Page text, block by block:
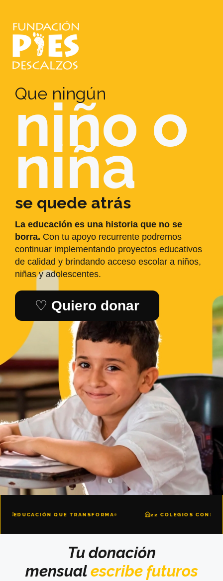
Que ningún
niño o
niña
se quede atrás
La educación es una historia que no se
borra. Con tu apoyo recurrente podremos
continuar implementando proyectos educativos
de calidad y brindando acceso escolar a niños,
niñas y adolescentes.
♡ Quiero donar
TRANSFORMA 22 COLEGIOS CONSTRUIDOS
Tu donación
mensualescribe futuros